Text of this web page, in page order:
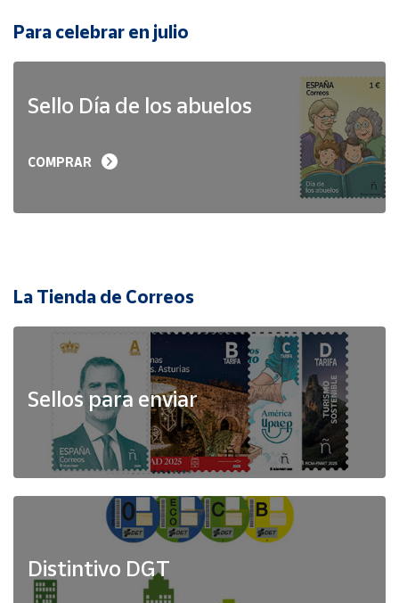
Para celebrar en julio
Sello Día de los abuelos
COMPRAR
La Tienda de Correos
Sellos para enviar
Distintivo DGT